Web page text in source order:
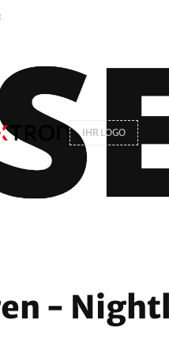
IHR LOGO
-